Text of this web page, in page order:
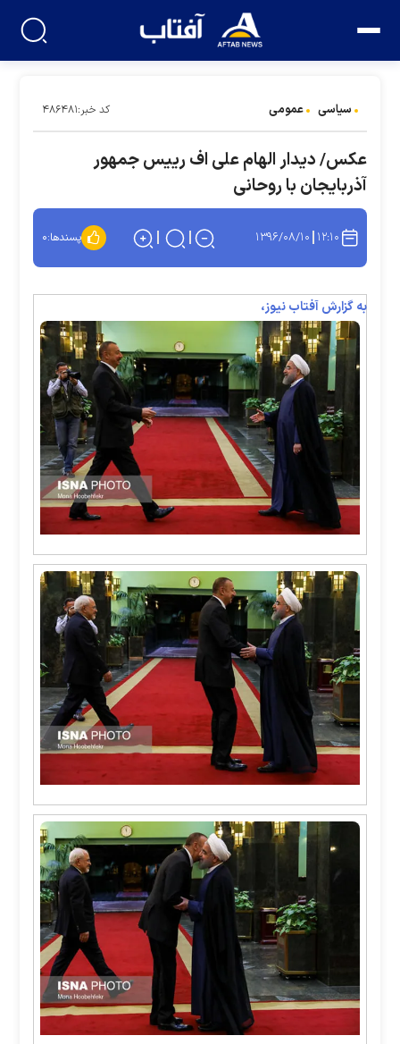
سیاسی عمومی کد خبر:۴۸۶۴۸۱
عکس/ دیدار الهام علی اف رییس جمهور
آذربایجان با روحانی
۱۲:۱۰ ۱۳۹۶/۰۸/۱۰ پسندها:۰
به گزارش آفتاب نیوز،